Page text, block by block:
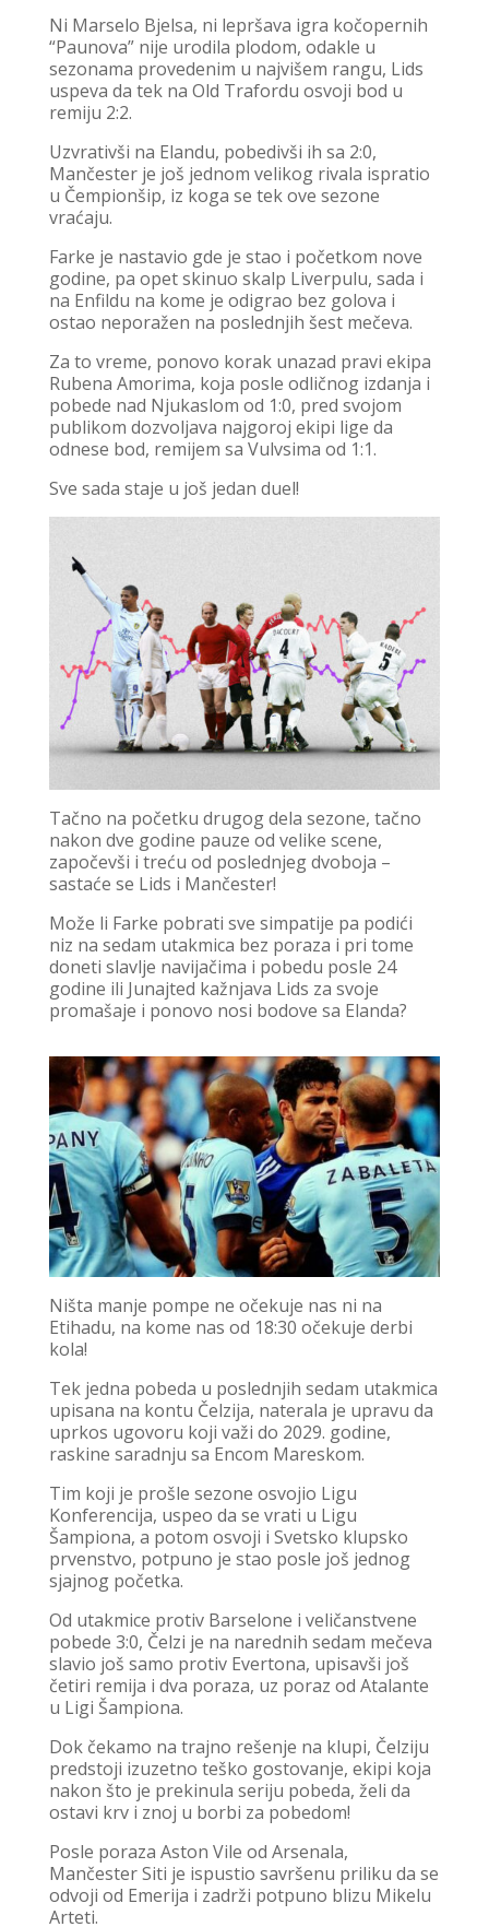
Ni Marselo Bjelsa, ni lepršava igra kočopernih
“Paunova” nije urodila plodom, odakle u
sezonama provedenim u najvišem rangu, Lids
uspeva da tek na Old Trafordu osvoji bod u
remiju 2:2.
Uzvrativši na Elandu, pobedivši ih sa 2:0,
Mančester je još jednom velikog rivala ispratio
u Čempionšip, iz koga se tek ove sezone
vraćaju.
Farke je nastavio gde je stao i početkom nove
godine, pa opet skinuo skalp Liverpulu, sada i
na Enfildu na kome je odigrao bez golova i
ostao neporažen na poslednjih šest mečeva.
Za to vreme, ponovo korak unazad pravi ekipa
Rubena Amorima, koja posle odličnog izdanja i
pobede nad Njukaslom od 1:0, pred svojom
publikom dozvoljava najgoroj ekipi lige da
odnese bod, remijem sa Vulvsima od 1:1.
Sve sada staje u još jedan duel!
Tačno na početku drugog dela sezone, tačno
nakon dve godine pauze od velike scene,
započevši i treću od poslednjeg dvoboja –
sastaće se Lids i Mančester!
Može li Farke pobrati sve simpatije pa podići
niz na sedam utakmica bez poraza i pri tome
doneti slavlje navijačima i pobedu posle 24
godine ili Junajted kažnjava Lids za svoje
promašaje i ponovo nosi bodove sa Elanda?
Ništa manje pompe ne očekuje nas ni na
Etihadu, na kome nas od 18:30 očekuje derbi
kola!
Tek jedna pobeda u poslednjih sedam utakmica
upisana na kontu Čelzija, naterala je upravu da
uprkos ugovoru koji važi do 2029. godine,
raskine saradnju sa Encom Mareskom.
Tim koji je prošle sezone osvojio Ligu
Konferencija, uspeo da se vrati u Ligu
Šampiona, a potom osvoji i Svetsko klupsko
prvenstvo, potpuno je stao posle još jednog
sjajnog početka.
Od utakmice protiv Barselone i veličanstvene
pobede 3:0, Čelzi je na narednih sedam mečeva
slavio još samo protiv Evertona, upisavši još
četiri remija i dva poraza, uz poraz od Atalante
u Ligi Šampiona.
Dok čekamo na trajno rešenje na klupi, Čelziju
predstoji izuzetno teško gostovanje, ekipi koja
nakon što je prekinula seriju pobeda, želi da
ostavi krv i znoj u borbi za pobedom!
Posle poraza Aston Vile od Arsenala,
Mančester Siti je ispustio savršenu priliku da se
odvoji od Emerija i zadrži potpuno blizu Mikelu
Arteti.